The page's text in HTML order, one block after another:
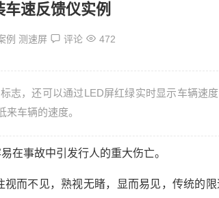
速反馈仪实例
例 测速屏 评论 472
志，还可以通过LED屏红绿实时显示车辆速
车辆的速度。
在事故中引发行人的重大伤亡。
而不见，熟视无睹，显而易见，传统的